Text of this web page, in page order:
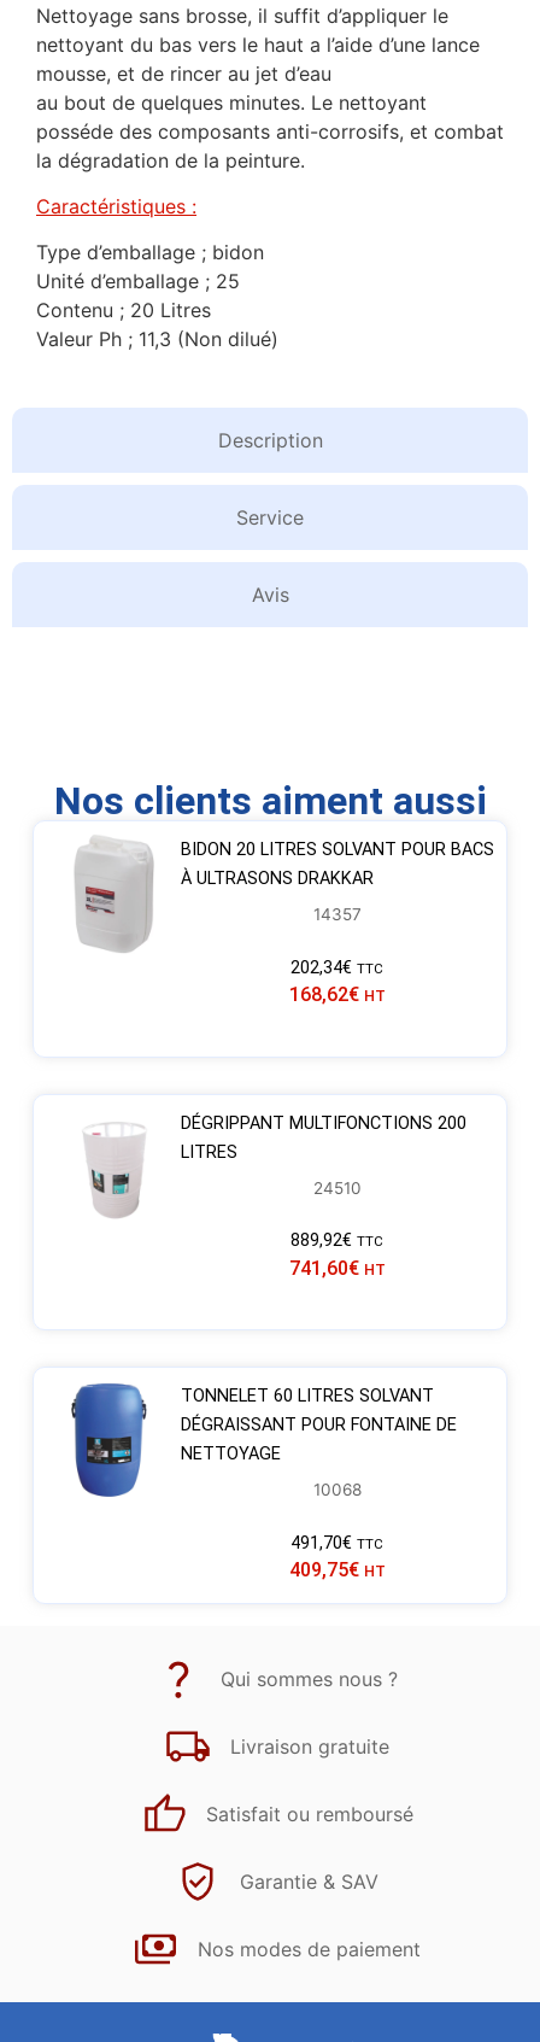
Description
Service
Avis
Nettoyage sans brosse, il suffit d’appliquer le
nettoyant du bas vers le haut a l’aide d’une lance
mousse, et de rincer au jet d’eau
au bout de quelques minutes. Le nettoyant
posséde des composants anti-corrosifs, et combat
la dégradation de la peinture.
Caractéristiques :
Type d’emballage ; bidon
Unité d’emballage ; 25
Contenu ; 20 Litres
Valeur Ph ; 11,3 (Non dilué)
Nos clients aiment aussi
BIDON 20 LITRES SOLVANT POUR BACS
À ULTRASONS DRAKKAR
14357
202,34€ TTC
168,62€ HT
DÉGRIPPANT MULTIFONCTIONS 200
LITRES
24510
889,92€ TTC
741,60€ HT
TONNELET 60 LITRES SOLVANT
DÉGRAISSANT POUR FONTAINE DE
NETTOYAGE
10068
491,70€ TTC
409,75€ HT
Qui sommes nous ?
Livraison gratuite
Satisfait ou remboursé
Garantie & SAV
Nos modes de paiement